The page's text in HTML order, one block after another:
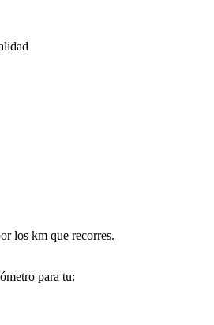
los km que recorres.
para tu: